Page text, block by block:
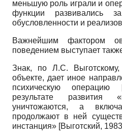
меньшую роль играли и
функции развивались
обусловленности и
Важнейшим фактором
поведением выступает
Знак, по Л.С.
объекте, дает иное
психическую операцию
результате
уничтожаются, а
продолжают в ней
инстанция» [Выготский, 1983